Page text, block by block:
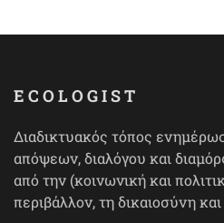
ECOLOGIST
Διαδικτυακός τόπος
απόψεων, διαλόγου και
από την (κοινωνική και
περιβάλλον, τη δικαιοσύνη